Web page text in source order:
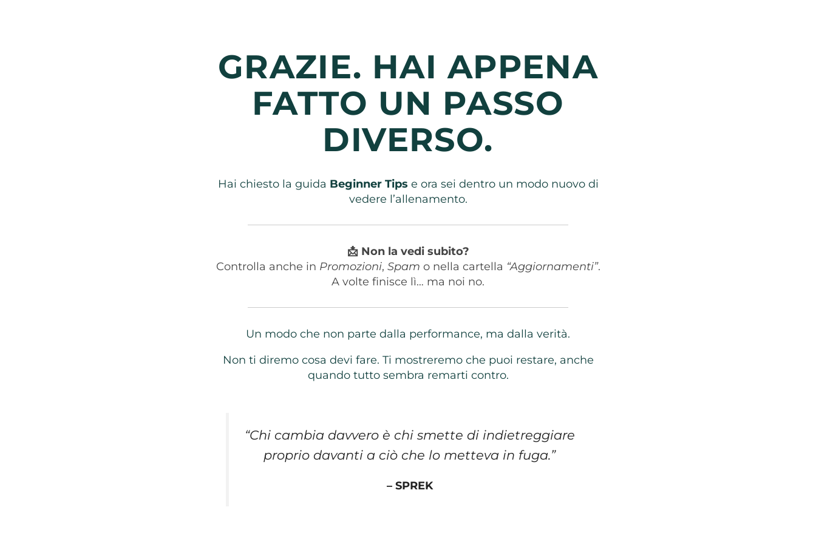
GRAZIE. HAI APPENA
FATTO UN PASSO
DIVERSO.
Hai chiesto la guida Beginner Tips e ora sei dentro un modo nuovo di
vedere l’allenamento.
📩 Non la vedi subito?
Controlla anche in Promozioni, Spam o nella cartella “Aggiornamenti”.
A volte finisce lì… ma noi no.
Un modo che non parte dalla performance, ma dalla verità.
Non ti diremo cosa devi fare. Ti mostreremo che puoi restare, anche
quando tutto sembra remarti contro.
“Chi cambia davvero è chi smette di indietreggiare
proprio davanti a ciò che lo metteva in fuga.”
– SPREK